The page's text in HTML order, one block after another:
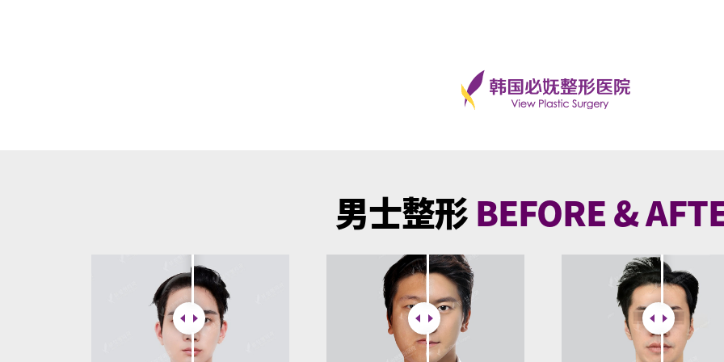
ESC 버튼을 누르면 검색창을 닫을 수 있습니다.
男士整形BEFORE &